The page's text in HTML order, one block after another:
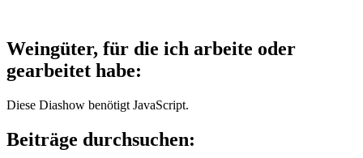
Weingüter, für die ich arbeite oder
gearbeitet habe:
Diese Diashow benötigt JavaScript.
Beiträge durchsuchen: